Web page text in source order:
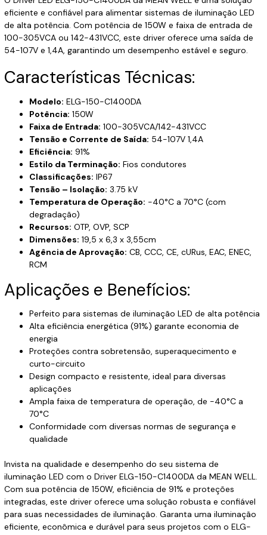
eficiente e confiável para alimentar sistemas de iluminação LED
de alta potência. Com potência de 150W e faixa de entrada de
100-305VCA ou 142-431VCC, este driver oferece uma saída de
54-107V e 1,4A, garantindo um desempenho estável e seguro.
Características Técnicas:
Modelo: ELG-150-C1400DA
Potência: 150W
Faixa de Entrada: 100-305VCA/142-431VCC
Tensão e Corrente de Saída: 54-107V 1,4A
Eficiência: 91%
Estilo da Terminação: Fios condutores
Classificações: IP67
Tensão – Isolação: 3.75 kV
Temperatura de Operação: -40°C a 70°C (com
degradação)
Recursos: OTP, OVP, SCP
Dimensões: 19,5 x 6,3 x 3,55cm
Agência de Aprovação: CB, CCC, CE, cURus, EAC, ENEC,
RCM
Aplicações e Benefícios:
Perfeito para sistemas de iluminação LED de alta potência
Alta eficiência energética (91%) garante economia de
energia
Proteções contra sobretensão, superaquecimento e
curto-circuito
Design compacto e resistente, ideal para diversas
aplicações
Ampla faixa de temperatura de operação, de -40°C a
70°C
Conformidade com diversas normas de segurança e
qualidade
Invista na qualidade e desempenho do seu sistema de
iluminação LED com o Driver ELG-150-C1400DA da MEAN WELL.
Com sua potência de 150W, eficiência de 91% e proteções
integradas, este driver oferece uma solução robusta e confiável
para suas necessidades de iluminação. Garanta uma iluminação
eficiente, econômica e durável para seus projetos com o ELG-